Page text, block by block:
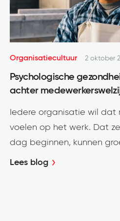
Organisatiecultuur 2 oktober
Psychologische
achter
Iedere organisatie wil dat
voelen op het werk. Dat
dag beginnen, kunnen
Lees blog